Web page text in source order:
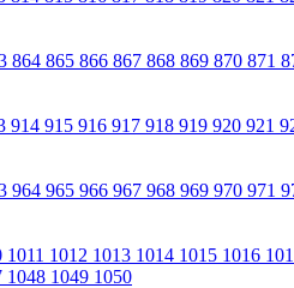
864 865 866 867 868 869 870 871
914 915 916 917 918 919 920 921
964 965 966 967 968 969 970 971
1011 1012 1013 1014 1015 1016
1048 1049 1050